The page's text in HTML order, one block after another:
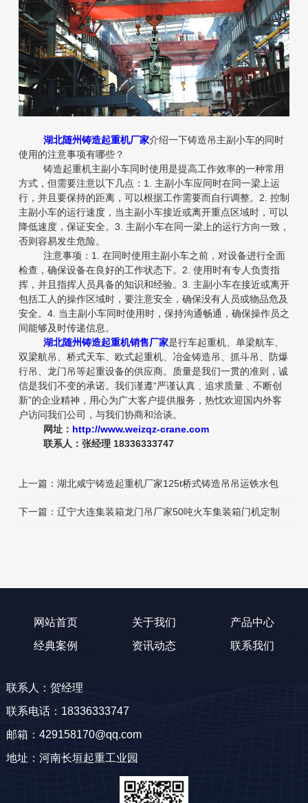
湖北随州铸造起重机厂家介绍一下铸造吊主副小车的同时
使用的注意事项有哪些？
铸造起重机主副小车同时使用是提高工作效率的一种常用
方式，但需要注意以下几点：1. 主副小车应同时在同一梁上运
行，并且要保持的距离，可以根据工作需要而自行调整。2. 控制
主副小车的运行速度，当主副小车接近或离开重点区域时，可以
降低速度，保证安全。3. 主副小车在同一梁上的运行方向一致，
否则容易发生危险。
注意事项：1. 在同时使用主副小车之前，对设备进行全面
检查，确保设备在良好的工作状态下。2. 使用时有专人负责指
挥，并且指挥人员具备的知识和经验。3. 主副小车在接近或离开
包括工人的操作区域时，要注意安全，确保没有人员或物品危及
安全。4. 当主副小车同时使用时，保持沟通畅通，确保操作员之
间能够及时传递信息。
湖北随州铸造起重机销售厂家是行车起重机、单梁航车、
双梁航吊、桥式天车、欧式起重机、冶金铸造吊、抓斗吊、防爆
行吊、龙门吊等起重设备的供应商。质量是我们一贯的准则，诚
信是我们不变的承诺。我们谨遵“严谨认真﹑追求质量﹑不断创
新”的企业精神，用心为广大客户提供服务，热忱欢迎国内外客
户访问我们公司，与我们协商和洽谈。
网址： http://www.weizqz-crane.com
联系人：张经理 18336333747
上一篇： 湖北咸宁铸造起重机厂家125t桥式铸造吊吊运铁水包
下一篇： 辽宁大连集装箱龙门吊厂家50吨火车集装箱门机定制
网站首页 关于我们
产品中心
经典案例
资讯动态 联系我们
联系人：贺经理
联系电话：18336333747
邮箱：429158170@qq.com
地址：河南长垣起重工业园